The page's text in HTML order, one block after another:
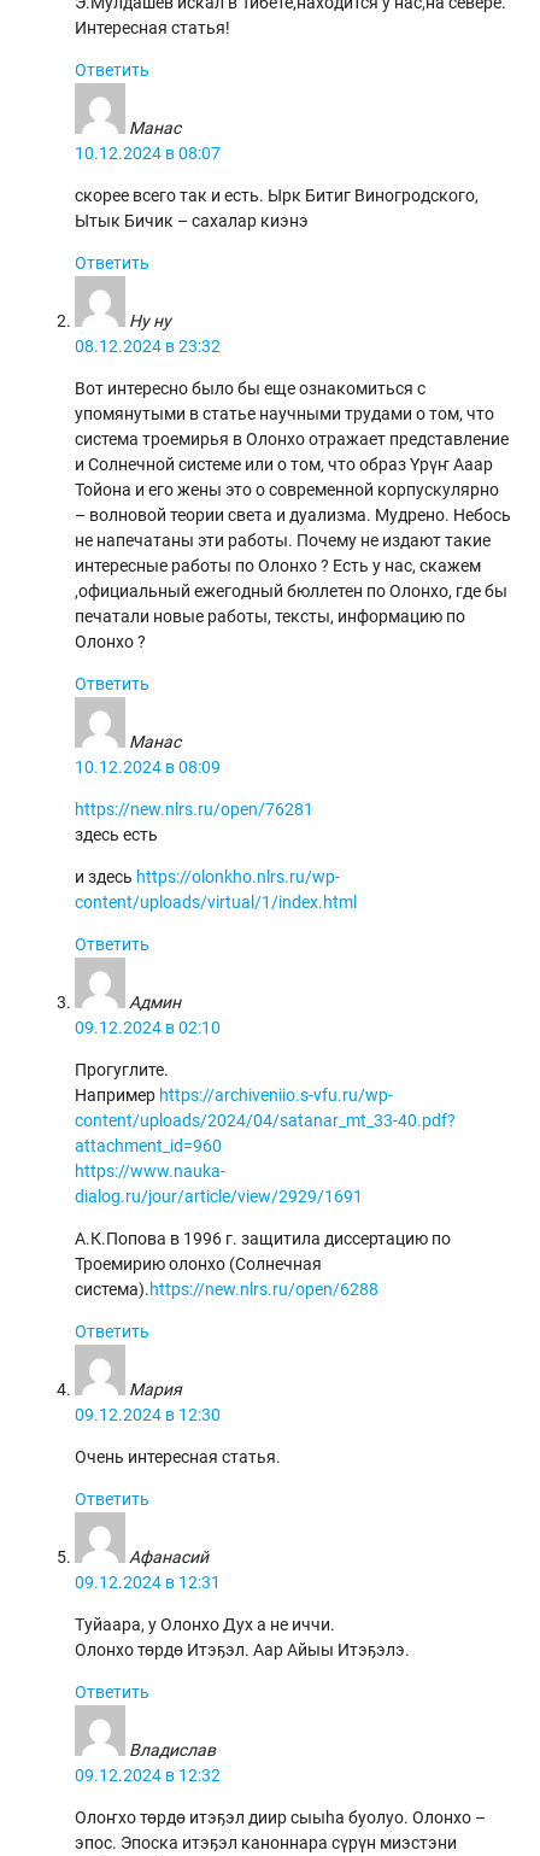
Интересная статья!
Ответить
Манас
10.12.2024 в 08:07
скорее всего так и есть. Ырк Битиг Виногродского,
Ытык Бичик – сахалар киэнэ
Ответить
Ну ну
08.12.2024 в 23:32
Вот интересно было бы еще ознакомиться с
упомянутыми в статье научными трудами о том, что
система троемирья в Олонхо отражает представление
и Солнечной системе или о том, что образ Үрүҥ Ааар
Тойона и его жены это о современной корпускулярно
– волновой теории света и дуализма. Мудрено. Небось
не напечатаны эти работы. Почему не издают такие
интересные работы по Олонхо ? Есть у нас, скажем
,официальный ежегодный бюллетен по Олонхо, где бы
печатали новые работы, тексты, информацию по
Олонхо ?
Ответить
Манас
10.12.2024 в 08:09
https://new.nlrs.ru/open/76281
здесь есть
и здесь https://olonkho.nlrs.ru/wp-
content/uploads/virtual/1/index.html
Ответить
Админ
09.12.2024 в 02:10
Прогуглите.
Например https://archiveniio.s-vfu.ru/wp-
content/uploads/2024/04/satanar_mt_33-40.pdf?
attachment_id=960
https://www.nauka-
dialog.ru/jour/article/view/2929/1691
А.К.Попова в 1996 г. защитила диссертацию по
Троемирию олонхо (Солнечная
система).https://new.nlrs.ru/open/6288
Ответить
Мария
09.12.2024 в 12:30
Очень интересная статья.
Ответить
Афанасий
09.12.2024 в 12:31
Туйаара, у Олонхо Дух а не иччи.
Олонхо төрдө Итэҕэл. Аар Айыы Итэҕэлэ.
Ответить
Владислав
09.12.2024 в 12:32
Олоҥхо төрдө итэҕэл диир сыыһа буолуо. Олонхо –
эпос. Эпоска итэҕэл каноннара сүрүн миэстэни